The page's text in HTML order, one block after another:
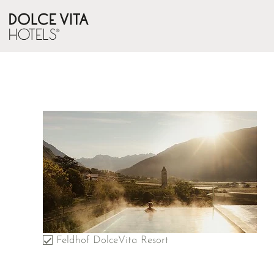
Feldhof DolceVita Resort